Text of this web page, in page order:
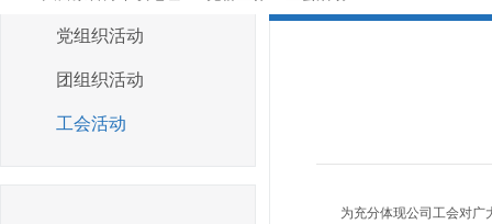
为充分体现公司工会对广
党组织活动
团组织活动
工会活动